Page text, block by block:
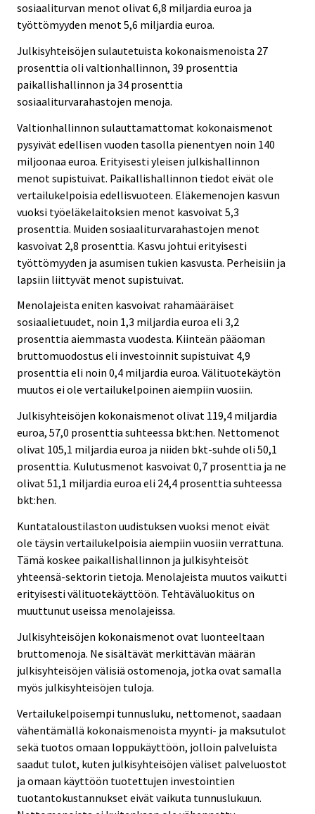
sosiaaliturvan menot olivat 6,8 miljardia euroa ja
työttömyyden menot 5,6 miljardia euroa.
Julkisyhteisöjen sulautetuista kokonaismenoista 27
prosenttia oli valtionhallinnon, 39 prosenttia
paikallishallinnon ja 34 prosenttia
sosiaaliturvarahastojen menoja.
Valtionhallinnon sulauttamattomat kokonaismenot
pysyivät edellisen vuoden tasolla pienentyen noin 140
miljoonaa euroa. Erityisesti yleisen julkishallinnon
menot supistuivat. Paikallishallinnon tiedot eivät ole
vertailukelpoisia edellisvuoteen. Eläkemenojen kasvun
vuoksi työeläkelaitoksien menot kasvoivat 5,3
prosenttia. Muiden sosiaaliturvarahastojen menot
kasvoivat 2,8 prosenttia. Kasvu johtui erityisesti
työttömyyden ja asumisen tukien kasvusta. Perheisiin ja
lapsiin liittyvät menot supistuivat.
Menolajeista eniten kasvoivat rahamääräiset
sosiaalietuudet, noin 1,3 miljardia euroa eli 3,2
prosenttia aiemmasta vuodesta. Kiinteän pääoman
bruttomuodostus eli investoinnit supistuivat 4,9
prosenttia eli noin 0,4 miljardia euroa. Välituotekäytön
muutos ei ole vertailukelpoinen aiempiin vuosiin.
Julkisyhteisöjen kokonaismenot olivat 119,4 miljardia
euroa, 57,0 prosenttia suhteessa bkt:hen. Nettomenot
olivat 105,1 miljardia euroa ja niiden bkt-suhde oli 50,1
prosenttia. Kulutusmenot kasvoivat 0,7 prosenttia ja ne
olivat 51,1 miljardia euroa eli 24,4 prosenttia suhteessa
bkt:hen.
Kuntataloustilaston uudistuksen vuoksi menot eivät
ole täysin vertailukelpoisia aiempiin vuosiin verrattuna.
Tämä koskee paikallishallinnon ja julkisyhteisöt
yhteensä-sektorin tietoja. Menolajeista muutos vaikutti
erityisesti välituotekäyttöön. Tehtäväluokitus on
muuttunut useissa menolajeissa.
Julkisyhteisöjen kokonaismenot ovat luonteeltaan
bruttomenoja. Ne sisältävät merkittävän määrän
julkisyhteisöjen välisiä ostomenoja, jotka ovat samalla
myös julkisyhteisöjen tuloja.
Vertailukelpoisempi tunnusluku, nettomenot, saadaan
vähentämällä kokonaismenoista myynti- ja maksutulot
sekä tuotos omaan loppukäyttöön, jolloin palveluista
saadut tulot, kuten julkisyhteisöjen väliset palveluostot
ja omaan käyttöön tuotettujen investointien
tuotantokustannukset eivät vaikuta tunnuslukuun.